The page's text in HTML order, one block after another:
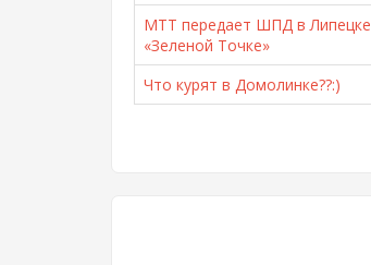
МТТ передает ШПД в Липецке
«Зеленой Точке»
Что курят в Домолинке??:)